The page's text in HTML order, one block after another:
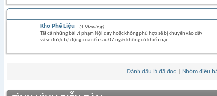
Kho Phế Liệu
(1 Viewing)
Tất cả những bài vi phạm Nội quy hoặc không phù hợp sẽ bị chuyển vào đây
và sẽ được tự động xoá nếu sau 07 ngày không có khiếu nại.
Đánh dấu là đã đọc Nhóm điều